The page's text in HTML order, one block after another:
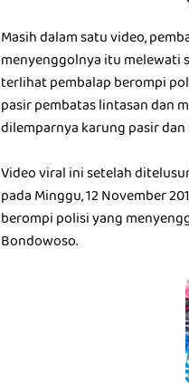
Masih dalam satu video,
menyenggolnya itu melewati
terlihat pembalap berompi
pasir pembatas lintasan dan
dilemparnya karung pasir
Video viral ini setelah
pada Minggu, 12 November
berompi polisi yang
Bondowoso.